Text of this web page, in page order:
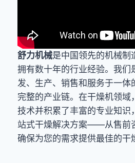
舒力机械是中国领先的机械制
拥有数十年的行业经验。我们
发、生产、销售和服务于一体
完整的产业链。在干燥机领域
技术并积累了丰富的专业知识
站式干燥解决方案——从售
确保为您的需求提供最佳的干